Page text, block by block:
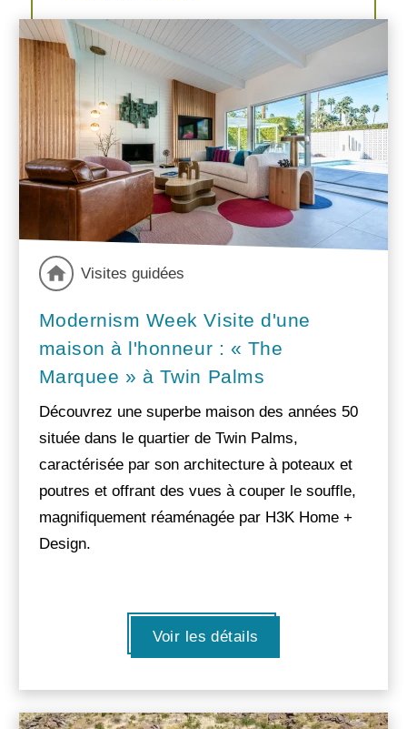
Visites guidées
Modernism Week Visite d'une
maison à l'honneur : « The
Marquee » à Twin Palms
Découvrez une superbe maison des années 50
située dans le quartier de Twin Palms,
caractérisée par son architecture à poteaux et
poutres et offrant des vues à couper le souffle,
magnifiquement réaménagée par H3K Home +
Design.
Voir les détails